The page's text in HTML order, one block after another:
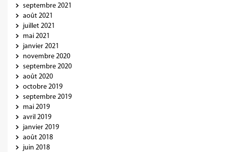
septembre 2021
août 2021
juillet 2021
mai 2021
janvier 2021
novembre 2020
septembre 2020
août 2020
octobre 2019
septembre 2019
mai 2019
avril 2019
janvier 2019
août 2018
juin 2018